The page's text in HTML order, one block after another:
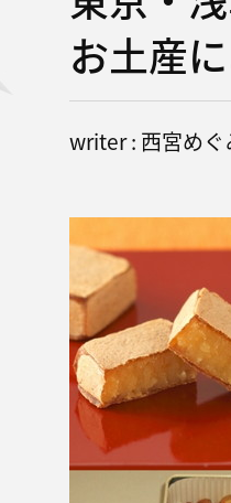
お土産
writer : 西宮めぐ